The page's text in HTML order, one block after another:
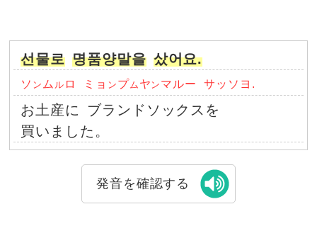
선물로 명품양말을 샀어요.
ソ ン ム ル ロ ミョ ン プム ヤン マルー サッソヨ.
お土産に
ブランドソックスを
買いました。
発音を確認する